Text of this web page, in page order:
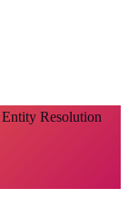
Resolution